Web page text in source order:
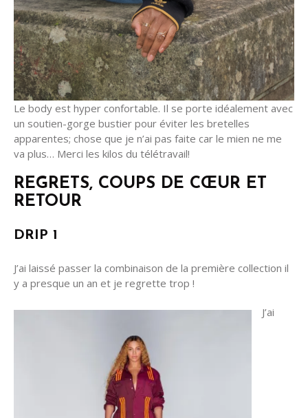
Le body est hyper confortable. Il se porte idéalement avec
un soutien-gorge bustier pour éviter les bretelles
apparentes; chose que je n’ai pas faite car le mien ne me
va plus… Merci les kilos du télétravail!
REGRETS, COUPS DE CŒUR ET
RETOUR
DRIP 1
J’ai laissé passer la combinaison de la première collection il
y a presque un an et je regrette trop !
J’ai